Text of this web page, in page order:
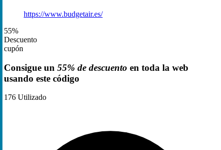
https://www.budgetair.es/
55%
Descuento
cupón
Consigue un 55% de descuento en toda la web
usando este código
176 Utilizado